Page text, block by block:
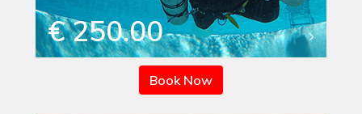
€ 250.00
Book Now